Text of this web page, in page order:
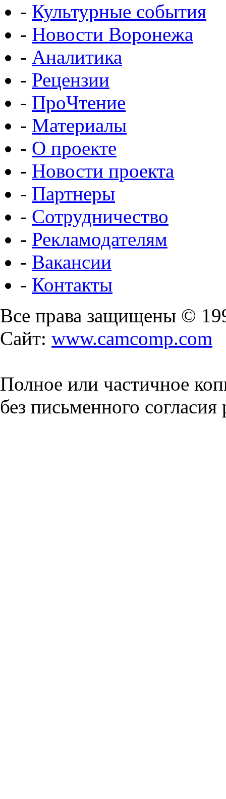
- Культурные события
- Новости Воронежа
- Аналитика
- Рецензии
- ПроЧтение
- Материалы
- О проекте
- Новости проекта
- Партнеры
- Сотрудничество
- Рекламодателям
- Вакансии
- Контакты
Все права защищены ©
Сайт: www.camcomp.com
Полное или частичное
без письменного